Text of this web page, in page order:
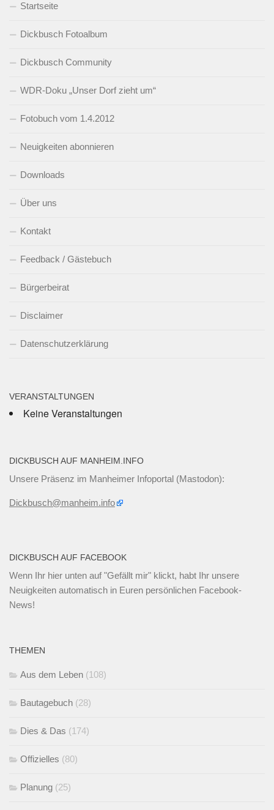
Startseite
Dickbusch Fotoalbum
Dickbusch Community
WDR-Doku „Unser Dorf zieht um“
Fotobuch vom 1.4.2012
Neuigkeiten abonnieren
Downloads
Über uns
Kontakt
Feedback / Gästebuch
Bürgerbeirat
Disclaimer
Datenschutzerklärung
VERANSTALTUNGEN
Keine Veranstaltungen
DICKBUSCH AUF MANHEIM.INFO
Unsere Präsenz im Manheimer Infoportal (Mastodon):
Dickbusch@manheim.info
DICKBUSCH AUF FACEBOOK
Wenn Ihr hier unten auf "Gefällt mir" klickt, habt Ihr unsere
Neuigkeiten automatisch in Euren persönlichen Facebook-
News!
THEMEN
Aus dem Leben (108)
Bautagebuch (28)
Dies & Das (174)
Offizielles (80)
Planung (25)